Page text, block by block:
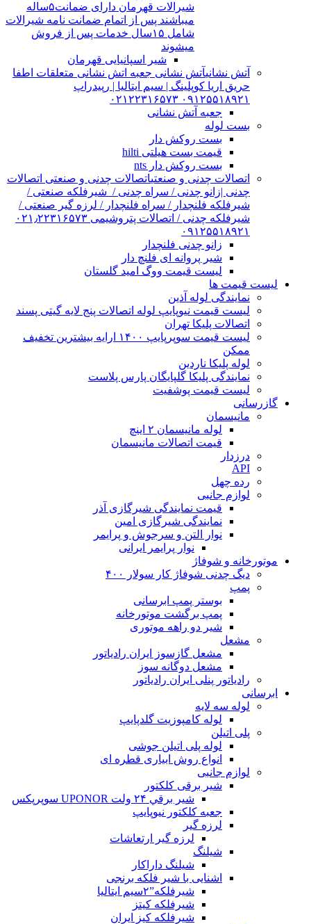
شیرالات قهرمان دارای ضمانت۵ساله
میباشند پس از اتمام ضمانت نامه شیرالات
شامل ۱۵سال خدمات پس از فروش
میشوند
شیر اسپانیایی قهرمان
آتش نشانیآتش نشانی جعبه اتش نشانی متعلقات اطفا
حریق اریا کوپلینگ | سیم ایتالیا | رپیدراپ
۰۹۱۲۵۵۱۸۹۲۱ ۰۲۱۲۲۳۱۶۵۷۳
جعبه آتش نشانی
بست لوله
بست روکش دار
قیمت بست هیلتی hilti
بست روکش دار nts
اتصالات چدنی و صنعتیاتصالات چدنی و صنعتی اتصالات
چدنی |زانو چدنی / سراه چدنی / شیرفلکه صنعتی /
شیرفلکه فلنچدار / سراه فلنچدار / لرزه گیر صنعتی /
شیرفلکه چدنی / اتصالات پتروشیمی ۰۲۱٫۲۲۳۱۶۵۷۳
۰۹۱۲۵۵۱۸۹۲۱
زانو چدنی فلنچدار
شیر پروانه ای فلنچ دار
لیست قیمت ووگ امید گلستان
لیست قیمت ها
نمایندگی لوله آذین
لیست قیمت نیوپایپ لوله اتصالات پنج لایه گیتی پسند
اتصالات پلیکا تهران
لیست قیمت سوپرپایپ ۱۴۰۰ ارایه بیشترین تخفیف
ممکن
لوله پلیکا ناردین
نمایندگی پلیکا گلپایگان پارس پلاست
لیست قیمت پوشفیت
گازرسانی
مانیسمان
لوله مانیسمان ۲ اینچ
قیمت اتصالات مانیسمان
درزدار
API
رده چهل
لوازم جانبی
قیمت نمایندگی شیرگازی آذر
نمایندگی شیرگازی امین
نوار التن و سرجوش و پرایمر
نوار پرایمر ایرانی
موتورخانه و شوفاژ
دیگ چدنی شوفاژ کار سولار ۴۰۰
پمپ
بوستر پمپ ابرسانی
پمپ برگشت موتورخانه
شیر دو راهه موتوری
مشعل
مشعل گازسوز ایران رادیاتور
مشعل دوگانه سوز
رادیاتور پنلی ایران رادیاتور
ابرسانی
لوله سه لایه
لوله کامپوزیت گلدپایپ
پلی اتیلن
لوله پلی اتیلن جوشی
انواع روش ابیاری قطره ای
لوازم جانبی
شیر برقی کلکتور
شير برقي ۲۴ ولت UPONOR سوپرپکس
جعبه کلکتور نیوپایپ
لرزه گیر
لرزه گیر ارتعاشات
شیلنگ
شیلنگ داراکار
اشنایی با شیر فلکه برنجی
شیرفلکه”۲سیم ایتالیا
شیرفلکه کیتز
شیرفلکه کیز ایران